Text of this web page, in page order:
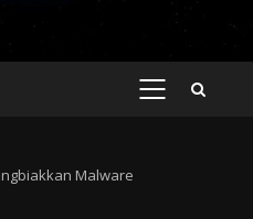
PRIMARY
Malware